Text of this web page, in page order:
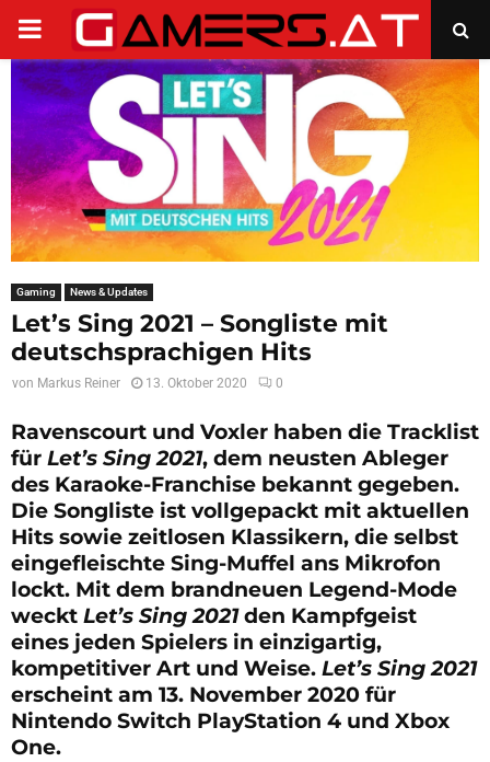
PRIMARY
MENU
Gaming News & Updates
Let’s Sing 2021 – Songliste mit
deutschsprachigen Hits
von Markus Reiner 13. Oktober 2020 0
Ravenscourt und Voxler haben die Tracklist
für Let’s Sing 2021, dem neusten Ableger
des Karaoke-Franchise bekannt gegeben.
Die Songliste ist vollgepackt mit aktuellen
Hits sowie zeitlosen Klassikern, die selbst
eingefleischte Sing-Muffel ans Mikrofon
lockt. Mit dem brandneuen Legend-Mode
weckt Let’s Sing 2021den Kampfgeist
eines jeden Spielers in einzigartig,
kompetitiver Art und Weise. Let’s Sing 2021
erscheint am 13. November 2020 für
Nintendo Switch PlayStation 4 und Xbox
One.